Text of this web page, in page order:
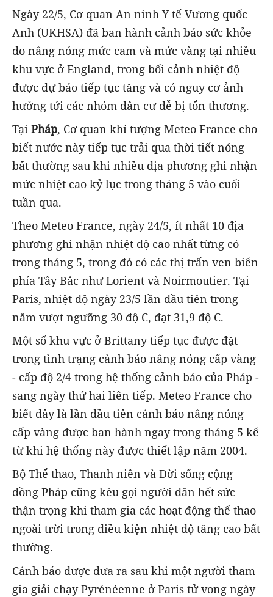
Ngày 22/5, Cơ quan An ninh Y tế Vương quốc
Anh (UKHSA) đã ban hành cảnh báo sức khỏe
do nắng nóng mức cam và mức vàng tại nhiều
khu vực ở England, trong bối cảnh nhiệt độ
được dự báo tiếp tục tăng và có nguy cơ ảnh
hưởng tới các nhóm dân cư dễ bị tổn thương.
Tại Pháp, Cơ quan khí tượng Meteo France cho
biết nước này tiếp tục trải qua thời tiết nóng
bất thường sau khi nhiều địa phương ghi nhận
mức nhiệt cao kỷ lục trong tháng 5 vào cuối
tuần qua.
Theo Meteo France, ngày 24/5, ít nhất 10 địa
phương ghi nhận nhiệt độ cao nhất từng có
trong tháng 5, trong đó có các thị trấn ven biển
phía Tây Bắc như Lorient và Noirmoutier. Tại
Paris, nhiệt độ ngày 23/5 lần đầu tiên trong
năm vượt ngưỡng 30 độ C, đạt 31,9 độ C.
Một số khu vực ở Brittany tiếp tục được đặt
trong tình trạng cảnh báo nắng nóng cấp vàng
- cấp độ 2/4 trong hệ thống cảnh báo của Pháp -
sang ngày thứ hai liên tiếp. Meteo France cho
biết đây là lần đầu tiên cảnh báo nắng nóng
cấp vàng được ban hành ngay trong tháng 5 kể
từ khi hệ thống này được thiết lập năm 2004.
Bộ Thể thao, Thanh niên và Đời sống cộng
đồng Pháp cũng kêu gọi người dân hết sức
thận trọng khi tham gia các hoạt động thể thao
ngoài trời trong điều kiện nhiệt độ tăng cao bất
thường.
Cảnh báo được đưa ra sau khi một người tham
gia giải chạy Pyrénéenne ở Paris tử vong ngày